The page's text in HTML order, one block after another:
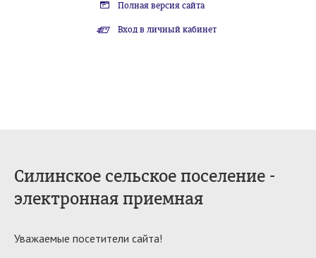
Полная версия сайта
Вход в личный кабинет
Силинское сельское поселение -
электронная приемная
Уважаемые посетители сайта!